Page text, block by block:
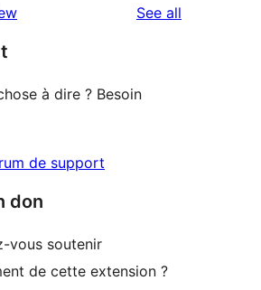
See all
à dire ? Besoin
de support
don
vous soutenir
de cette extension ?